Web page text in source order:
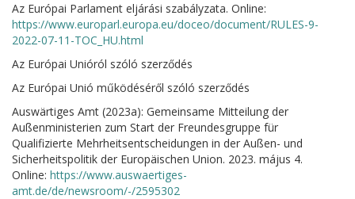
Az Európai Parlament eljárási szabályzata. Online:
https://www.europarl.europa.eu/doceo/document/RULES-9-
2022-07-11-TOC_HU.html
Az Európai Unióról szóló szerződés
Az Európai Unió működéséről szóló szerződés
Auswärtiges Amt (2023a): Gemeinsame Mitteilung der
Außenministerien zum Start der Freundesgruppe für
Qualifizierte Mehrheitsentscheidungen in der Außen- und
Sicherheitspolitik der Europäischen Union. 2023. május 4.
Online: https://www.auswaertiges-
amt.de/de/newsroom/-/2595302